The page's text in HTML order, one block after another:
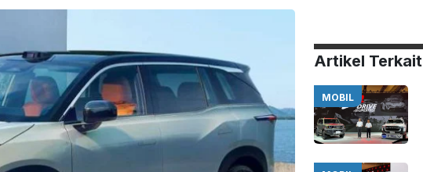
Artikel Terkait
MOBIL